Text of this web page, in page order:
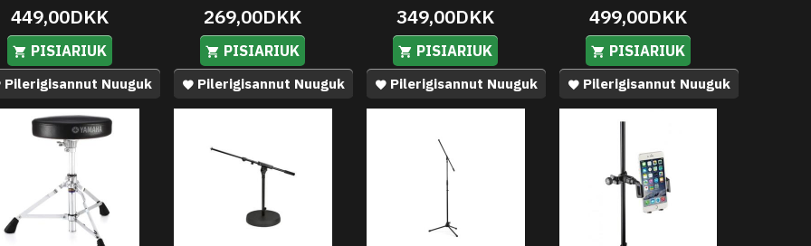
449,00DKK
PISIARIUK
Pilerigisannut Nuuguk
269,00DKK
PISIARIUK
Pilerigisannut Nuuguk
349,00DKK
PISIARIUK
Pilerigisannut Nuuguk
499,00DKK
PISIARIUK
Pilerigisannut Nuuguk